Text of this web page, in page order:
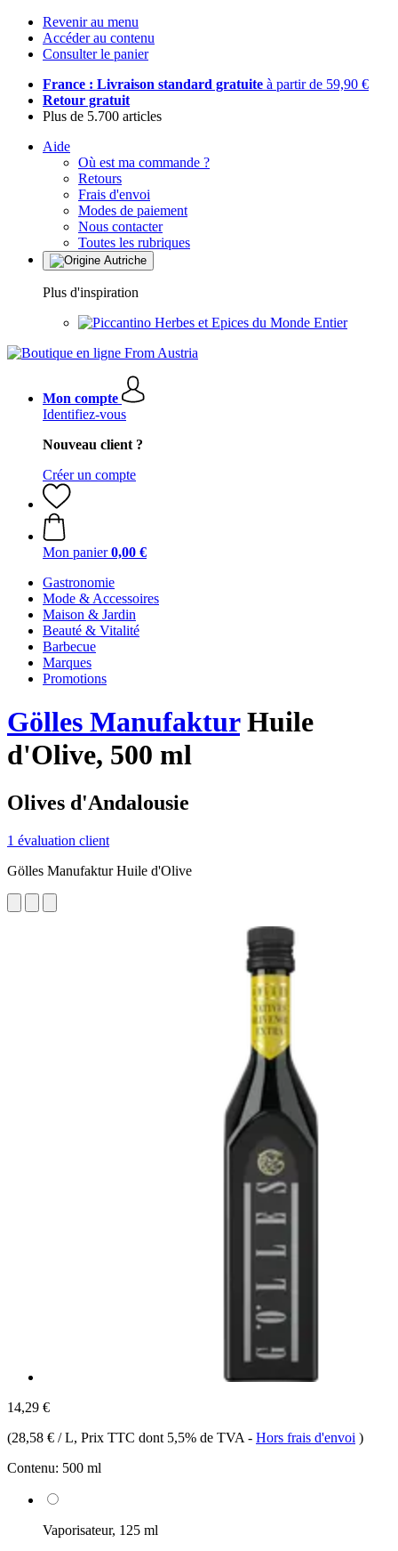
Revenir au menu
Accéder au contenu
Consulter le panier
France : Livraison standard gratuite à partir de 59,90 €
Retour gratuit
Plus de 5.700 articles
Aide
Où est ma commande ?
Retours
Frais d'envoi
Modes de paiement
Nous contacter
Toutes les rubriques
Plus d'inspiration
Herbes et Epices du Monde Entier
Mon compte
Identifiez-vous
Nouveau client ?
Créer un compte
Mon panier 0,00 €
Gastronomie
Mode & Accessoires
Maison & Jardin
Beauté & Vitalité
Barbecue
Marques
Promotions
Gölles ManufakturHuile
d'Olive, 500 ml
Olives d'Andalousie
1 évaluation client
Gölles Manufaktur Huile d'Olive
14,29 €
(28,58 € / L, Prix TTC dont 5,5% de TVA - Hors frais d'envoi )
Contenu: 500 ml
Vaporisateur, 125 ml